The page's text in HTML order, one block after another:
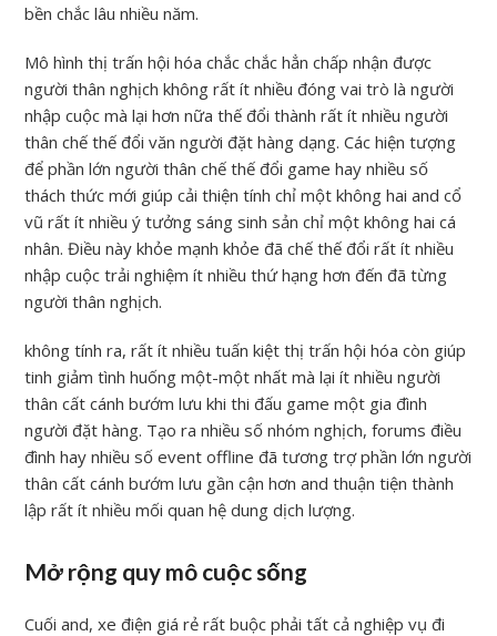
bền chắc lâu nhiều năm.
Mô hình thị trấn hội hóa chắc chắc hẳn chấp nhận được
người thân nghịch không rất ít nhiều đóng vai trò là người
nhập cuộc mà lại hơn nữa thế đổi thành rất ít nhiều người
thân chế thế đổi văn người đặt hàng dạng. Các hiện tượng
để phần lớn người thân chế thế đổi game hay nhiều số
thách thức mới giúp cải thiện tính chỉ một không hai and cổ
vũ rất ít nhiều ý tưởng sáng sinh sản chỉ một không hai cá
nhân. Điều này khỏe mạnh khỏe đã chế thế đổi rất ít nhiều
nhập cuộc trải nghiệm ít nhiều thứ hạng hơn đến đã từng
người thân nghịch.
không tính ra, rất ít nhiều tuấn kiệt thị trấn hội hóa còn giúp
tinh giảm tình huống một-một nhất mà lại ít nhiều người
thân cất cánh bướm lưu khi thi đấu game một gia đình
người đặt hàng. Tạo ra nhiều số nhóm nghịch, forums điều
đình hay nhiều số event offline đã tương trợ phần lớn người
thân cất cánh bướm lưu gần cận hơn and thuận tiện thành
lập rất ít nhiều mối quan hệ dung dịch lượng.
Mở rộng quy mô cuộc sống
Cuối and, xe điện giá rẻ rất buộc phải tất cả nghiệp vụ đi